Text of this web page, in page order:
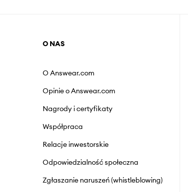
O NAS
O Answear.com
Opinie o Answear.com
Nagrody i certyfikaty
Współpraca
Relacje inwestorskie
Odpowiedzialność społeczna
Zgłaszanie naruszeń (whistleblowing)